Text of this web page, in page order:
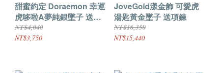
甜蜜約定 Doraemon 幸運
虎哆啦A夢純銀墜子 送項
鍊
NT$4,040
NT$3,750
JoveGold漾金飾 可愛虎
湯匙黃金墜子 送項鍊
NT$16,350
NT$15,440